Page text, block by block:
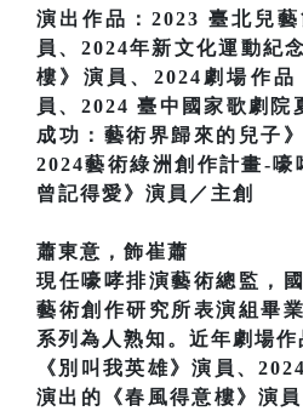
演出作品：2023 臺北兒
員、2024年新文化運動紀
樓》演員、2024劇場作
員、2024 臺中國家歌劇
成功：藝術界歸來的兒子
2024藝術綠洲創作計畫-嚎
曾記得愛》演員／主創
蕭東意，飾崔蕭
現任嚎哮排演藝術總監，
藝術創作研究所表演組畢
系列為人熟知。近年劇場
《別叫我英雄》演員、
演出的《春風得意樓》演